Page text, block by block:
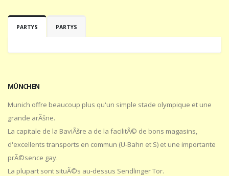
PARTYS PARTYS
MÜNCHEN
Munich offre beaucoup plus qu'un simple stade olympique et une
grande arÃšne.
La capitale de la BaviÃšre a de la facilitÃ© de bons magasins,
d'excellents transports en commun (U-Bahn et S) et une importante
prÃ©sence gay.
La plupart sont situÃ©s au-dessus Sendlinger Tor.